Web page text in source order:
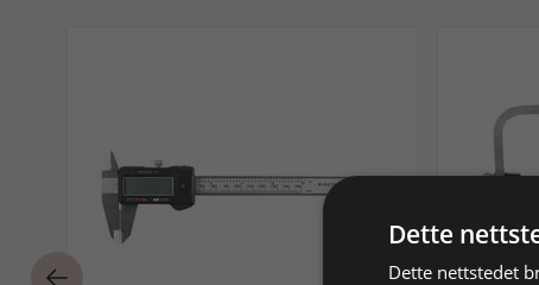
Dette
Dette nettstedet